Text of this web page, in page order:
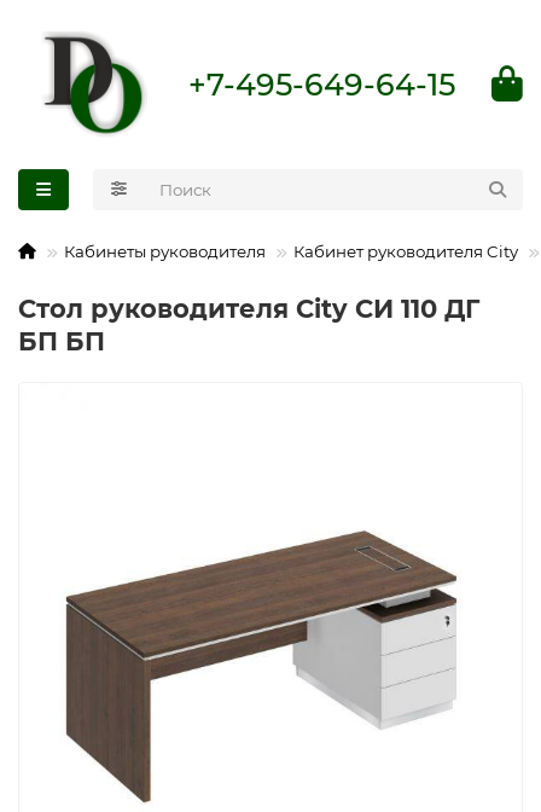
+7-495-649-64-15
Кабинеты руководителя Кабинет руководителя City
Стол руководителя City СИ 110 ДГ
БП БП